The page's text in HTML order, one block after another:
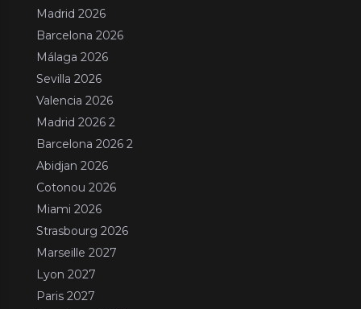
Madrid 2026
Barcelona 2026
Málaga 2026
Sevilla 2026
Valencia 2026
Madrid 2026 2
Barcelona 2026 2
Abidjan 2026
Cotonou 2026
Miami 2026
Strasbourg 2026
Marseille 2027
Lyon 2027
Paris 2027